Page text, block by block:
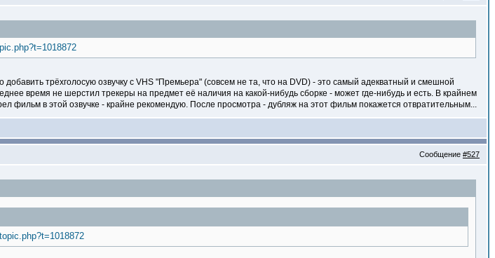
трёхголосую озвучку с VHS "Премьера" (совсем не та, что на DVD) - это самый адекватный и смешной
время не шерстил трекеры на предмет её наличия на какой-нибудь сборке - может где-нибудь и есть. В крайнем
фильм в этой озвучке - крайне рекомендую. После просмотра - дубляж на этот фильм покажется отвратительным...
Сообщение #527